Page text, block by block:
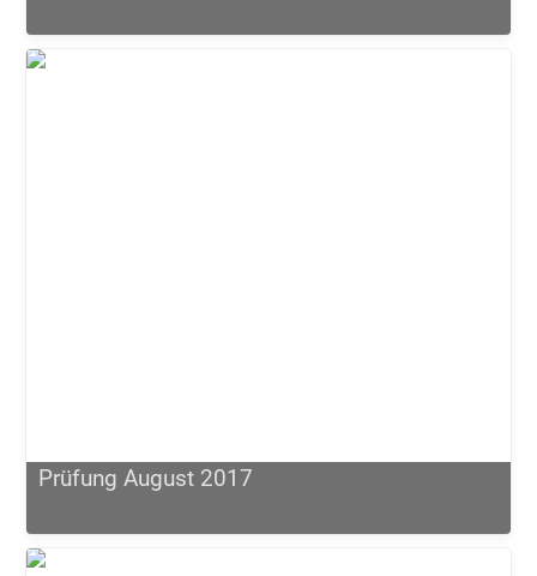
Prüfung August 2017